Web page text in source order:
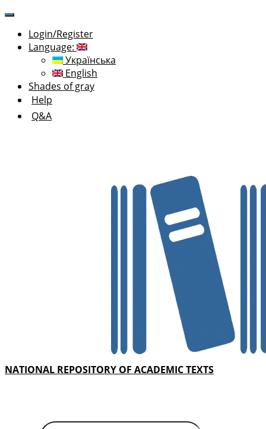
Login/Register
Language:
Українська
English
Shades of gray
Help
Q&A
NATIONAL REPOSITORY OF ACADEMIC TEXTS